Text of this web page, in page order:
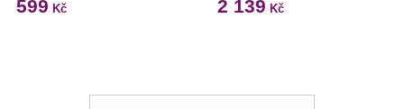
599 Kč 2 139 Kč